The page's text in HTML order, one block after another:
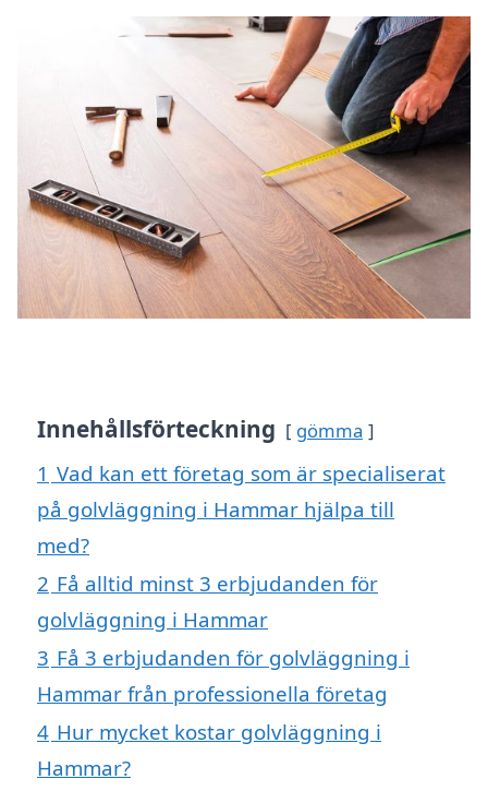
Innehållsförteckning gömma
1 Vad kan ett företag som är specialiserat
på golvläggning i Hammar hjälpa till
med?
2 Få alltid minst 3 erbjudanden för
golvläggning i Hammar
3 Få 3 erbjudanden för golvläggning i
Hammar från professionella företag
4 Hur mycket kostar golvläggning i
Hammar?